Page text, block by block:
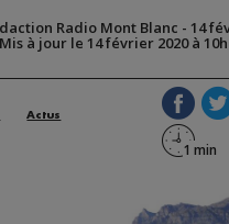
Radio Mont Blanc - 14
Mis à jour le 14 février 2020 à
Actus